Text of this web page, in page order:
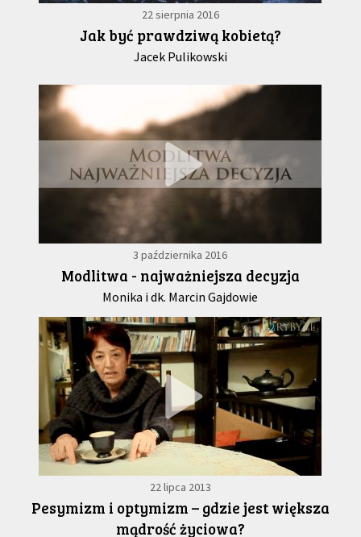
22 sierpnia 2016
Jak być prawdziwą kobietą?
Jacek Pulikowski
3 października 2016
Modlitwa - najważniejsza decyzja
Monika i dk. Marcin Gajdowie
22 lipca 2013
Pesymizm i optymizm – gdzie jest większa
mądrość życiowa?